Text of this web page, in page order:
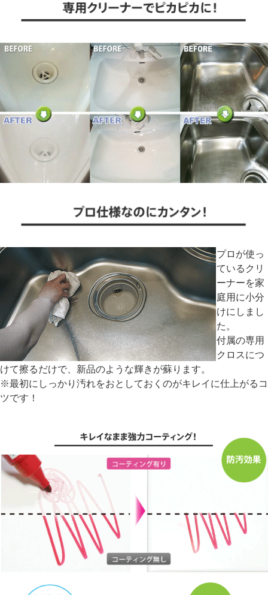
プロが使っ
ているクリ
ーナーを家
庭用に小分
けにしまし
た。
付属の専用
クロスにつ
けて擦るだけで、新品のような輝きが蘇ります。
※最初にしっかり汚れをおとしておくのがキレイに仕上がるコ
ツです！